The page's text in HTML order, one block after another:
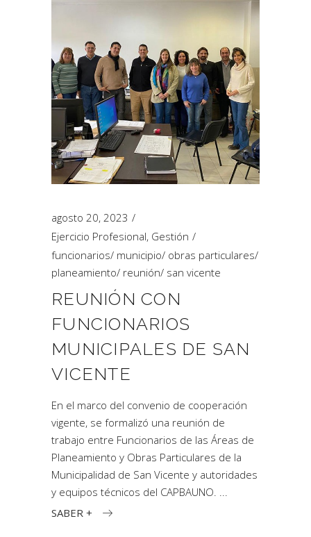
agosto 20, 2023
Ejercicio Profesional, Gestión
funcionarios/ municipio/ obras particulares/
planeamiento/ reunión/ san vicente
REUNIÓN CON
FUNCIONARIOS
MUNICIPALES DE SAN
VICENTE
En el marco del convenio de cooperación
vigente, se formalizó una reunión de
trabajo entre Funcionarios de las Áreas de
Planeamiento y Obras Particulares de la
Municipalidad de San Vicente y autoridades
y equipos técnicos del CAPBAUNO.
SABER +